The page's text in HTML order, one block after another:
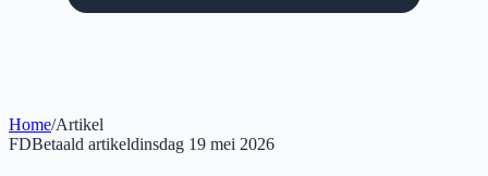
Home/Artikel
FDBetaald artikeldinsdag 19 mei 2026